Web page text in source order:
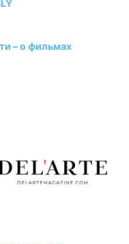
– о фильмах